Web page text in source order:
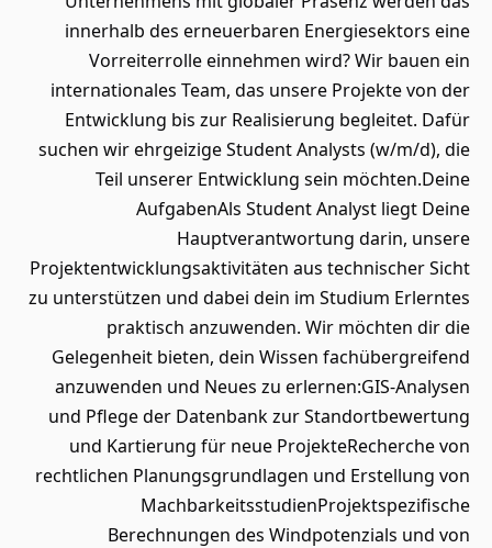
innerhalb des erneuerbaren Energiesektors eine
Vorreiterrolle einnehmen wird? Wir bauen ein
internationales Team, das unsere Projekte von der
Entwicklung bis zur Realisierung begleitet. Dafür
suchen wir ehrgeizige Student Analysts (w/m/d), die
Teil unserer Entwicklung sein möchten.Deine
AufgabenAls Student Analyst liegt Deine
Hauptverantwortung darin, unsere
Projektentwicklungsaktivitäten aus technischer Sicht
zu unterstützen und dabei dein im Studium Erlerntes
praktisch anzuwenden. Wir möchten dir die
Gelegenheit bieten, dein Wissen fachübergreifend
anzuwenden und Neues zu erlernen:GIS-Analysen
und Pflege der Datenbank zur Standortbewertung
und Kartierung für neue ProjekteRecherche von
rechtlichen Planungsgrundlagen und Erstellung von
MachbarkeitsstudienProjektspezifische
Berechnungen des Windpotenzials und von